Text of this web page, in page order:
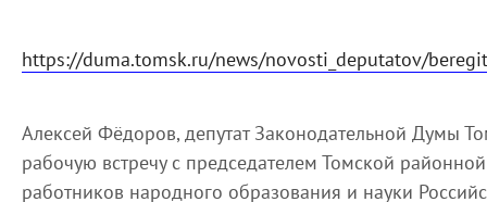
https://duma.tomsk.ru/news/novosti_deputatov/
Алексей Фёдоров, депутат Законодательной Думы
рабочую встречу с председателем Томской
работников народного образования и науки